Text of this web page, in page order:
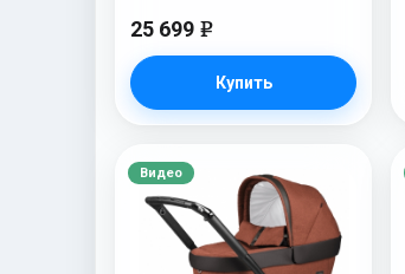
25 699 e
Купить
Видео